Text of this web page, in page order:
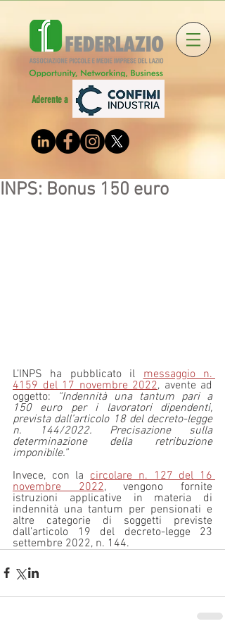
Aderente a
INPS: Bonus 150 euro
L’INPS ha pubblicato il messaggio n.
4159 del 17 novembre 2022, avente ad
oggetto:
“Indennità una tantum pari a
150 euro per i lavoratori dipendenti,
prevista dall’articolo 18 del decreto-legge
n. 144/2022. Precisazione sulla
determinazione della retribuzione
imponibile.”
Invece, con la circolare n. 127 del 16
novembre 2022, vengono fornite
istruzioni applicative in materia di
indennità una tantum per pensionati e
altre categorie di soggetti previste
dall’articolo 19 del decreto-legge 23
settembre 2022, n. 144.